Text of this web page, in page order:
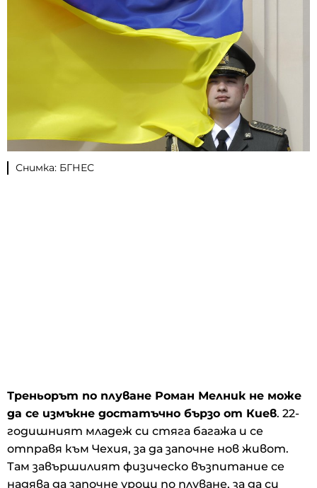
Снимка: БГНЕС
Треньорът по плуване Роман Мелник не може
да се измъкне достатъчно бързо от Киев. 22-
годишният младеж си стяга багажа и се
отправя към Чехия, за да започне нов живот.
Там завършилият физическо възпитание се
надява да започне уроци по плуване, за да си